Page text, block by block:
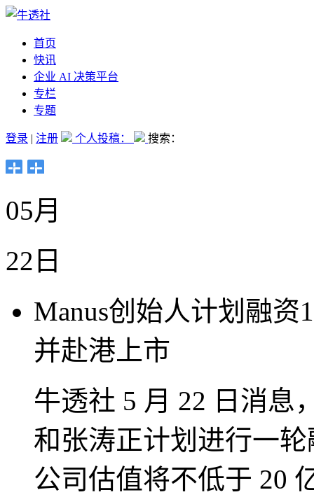
首页
快讯
企业 AI 决策平台
专栏
专题
登录 | 注册 个人投稿： 搜索：
05月
22日
Manus创始人计划融
并赴港上市
牛透社 5 月 22 日消息
和张涛正计划进行一
公司估值将不低于 20